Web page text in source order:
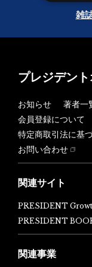
雑
プレジデン
お知らせ 著者一
会員登録について
特定商取引法に基
お問い合わせ
関連サイト
PRESIDENT
PRESIDENT
関連事業